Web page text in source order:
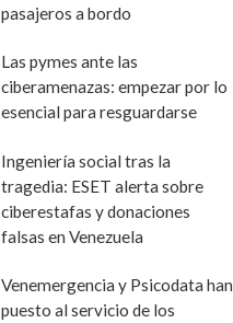
pasajeros a bordo
Las pymes ante las
ciberamenazas: empezar por lo
esencial para resguardarse
Ingeniería social tras la
tragedia: ESET alerta sobre
ciberestafas y donaciones
falsas en Venezuela
Venemergencia y Psicodata han
puesto al servicio de los